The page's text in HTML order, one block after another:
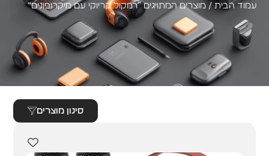
עמוד הבית / מוצרים המתויגים “רמקול קריוקי עם מיקרופונים”
סינון מוצרים